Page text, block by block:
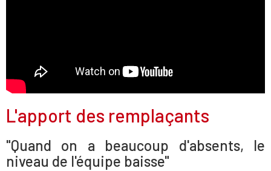
L'apport des remplaçants
"Quand on a beaucoup d'absents, le
niveau de l'équipe baisse"